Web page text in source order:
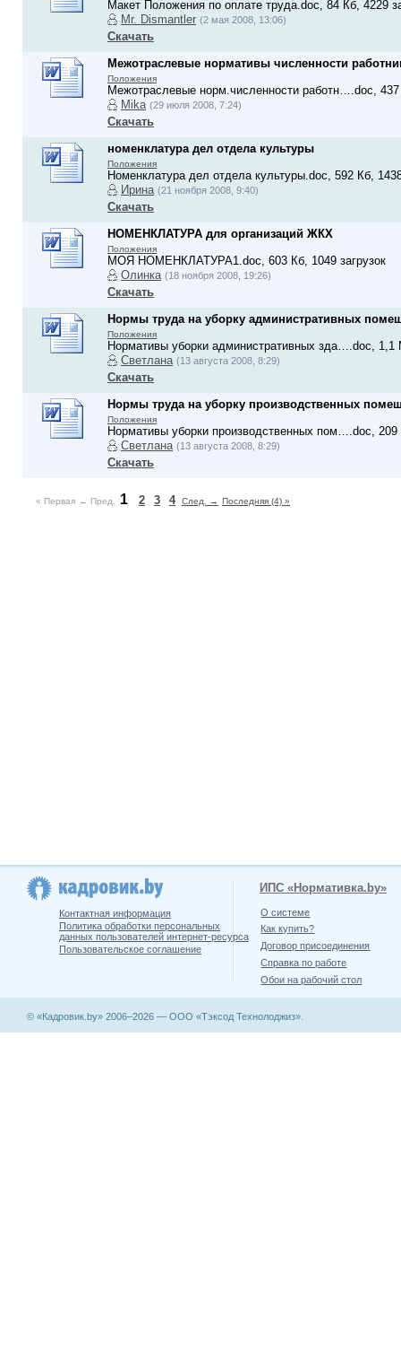
Макет Положения по оплате труда.doc, 84 Кб, 4229
Mr. Dismantler (2 мая 2008, 13:06)
Скачать
Межотраслевые нормативы численности
Положения
Межотраслевые норм.численности работн….doc, 437
Mika (29 июля 2008, 7:24)
Скачать
номенклатура дел отдела культуры
Положения
Номенклатура дел отдела культуры.doc, 592 Кб,
Ирина (21 ноября 2008, 9:40)
Скачать
НОМЕНКЛАТУРА для организаций ЖКХ
Положения
МОЯ НОМЕНКЛАТУРА1.doc, 603 Кб, 1049 загрузок
Олинка (18 ноября 2008, 19:26)
Скачать
Нормы труда на уборку административных
Положения
Нормативы уборки административных зда….doc, 1,1
Светлана (13 августа 2008, 8:29)
Скачать
Нормы труда на уборку производственных
Положения
Нормативы уборки производственных пом….doc, 209
Светлана (13 августа 2008, 8:29)
Скачать
« Первая ← Пред. 1 2 3 4 След. → Последняя (4) »
Контактная информация
Политика обработки персональных
данных пользователей интернет-ресурса
Пользовательское соглашение
ИПС «Нормативка.by»
О системе
Как купить?
Договор присоединения
Справка по работе
Обои на рабочий стол
© «Кадровик.by» 2006–2026 — ООО «Тэксод Технолоджиз».